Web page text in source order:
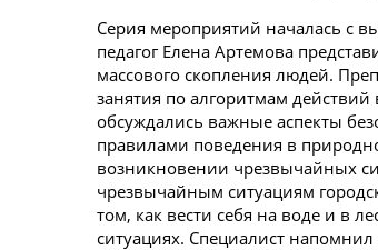
Серия мероприятий началась с
педагог Елена Артемова
массового скопления людей.
занятия по алгоритмам
обсуждались важные аспекты
правилами поведения в
возникновении чрезвычайных
чрезвычайным ситуациям
том, как вести себя на воде и в
ситуациях. Специалист